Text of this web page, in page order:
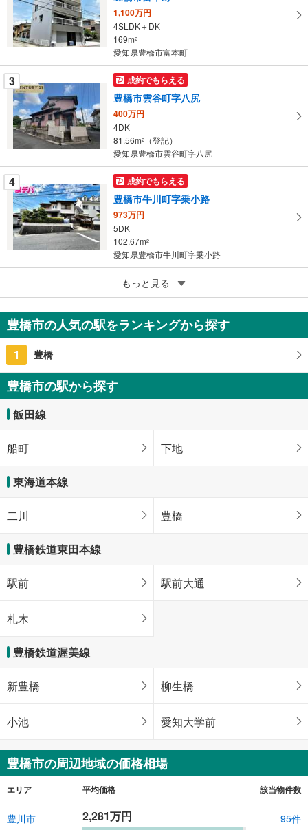
イ
ペ
ー
に
保
存
す
る
1,100万円
4SLDK＋DK
169m2
愛知県豊橋市富本町
3 成約でもらえる
豊橋市雲谷町字八尻
400万円
4DK
81.56m2
（登記）
愛知県豊橋市雲谷町字八尻
4 成約でもらえる
豊橋市牛川町字乗小路
973万円
5DK
102.67m2
愛知県豊橋市牛川町字乗小路
成約でもらえる
豊橋市多米東町2丁目
1,200万円
4LDK
もっと見る
豊橋市の人気の駅をランキングから探す
1 豊橋
豊橋市の駅から探す
飯田線
船町 下地
東海道本線
二川 豊橋
豊橋鉄道東田本線
駅前 駅前大通
札木
豊橋鉄道渥美線
新豊橋 柳生橋
小池 愛知大学前
豊橋市の周辺地域の価格相場
エリア 平均価格 該当物件数
豊川市 2,281万円 95件